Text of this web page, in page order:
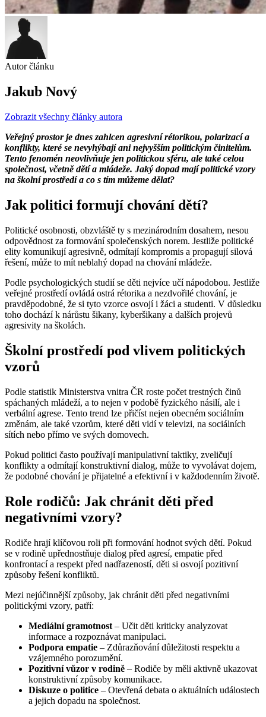
Autor článku
Jakub Nový
Zobrazit všechny články autora
Veřejný prostor je dnes zahlcen agresivní rétorikou, polarizací a
konflikty, které se nevyhýbají ani nejvyšším politickým činitelům.
Tento fenomén neovlivňuje jen politickou sféru, ale také celou
společnost, včetně dětí a mládeže. Jaký dopad mají politické vzory
na školní prostředí a co s tím můžeme dělat?
Jak politici formují chování dětí?
Politické osobnosti, obzvláště ty s mezinárodním dosahem, nesou
odpovědnost za formování společenských norem. Jestliže politické
elity komunikují agresivně, odmítají kompromis a propagují silová
řešení, může to mít neblahý dopad na chování mládeže.
Podle psychologických studií se děti nejvíce učí nápodobou. Jestliže
veřejné prostředí ovládá ostrá rétorika a nezdvořilé chování, je
pravděpodobné, že si tyto vzorce osvojí i žáci a studenti. V důsledku
toho dochází k nárůstu šikany, kyberšikany a dalších projevů
agresivity na školách.
Školní prostředí pod vlivem politických
vzorů
Podle statistik Ministerstva vnitra ČR roste počet trestných činů
spáchaných mládeží, a to nejen v podobě fyzického násilí, ale i
verbální agrese. Tento trend lze přičíst nejen obecném sociálním
změnám, ale také vzorům, které děti vidí v televizi, na sociálních
sítích nebo přímo ve svých domovech.
Pokud politici často používají manipulativní taktiky, zveličují
konflikty a odmítají konstruktivní dialog, může to vyvolávat dojem,
že podobné chování je přijatelné a efektivní i v každodenním životě.
Role rodičů: Jak chránit děti před
negativními vzory?
Rodiče hrají klíčovou roli při formování hodnot svých dětí. Pokud
se v rodině upřednostňuje dialog před agresí, empatie před
konfrontací a respekt před nadřazeností, děti si osvojí pozitivní
způsoby řešení konfliktů.
Mezi nejúčinnější způsoby, jak chránit děti před negativními
politickými vzory, patří:
Mediální gramotnost – Učit děti kriticky analyzovat
informace a rozpoznávat manipulaci.
Podpora empatie – Zdůrazňování důležitosti respektu a
vzájemného porozumění.
Pozitivní vŭzor v rodině – Rodiče by měli aktivně ukazovat
konstruktivní způsoby komunikace.
Diskuze o politice – Otevřená debata o aktuálních událostech
a jejich dopadu na společnost.